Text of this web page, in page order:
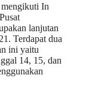
In
lanjutan
Terdapat dua
ini yaitu
14, 15, dan